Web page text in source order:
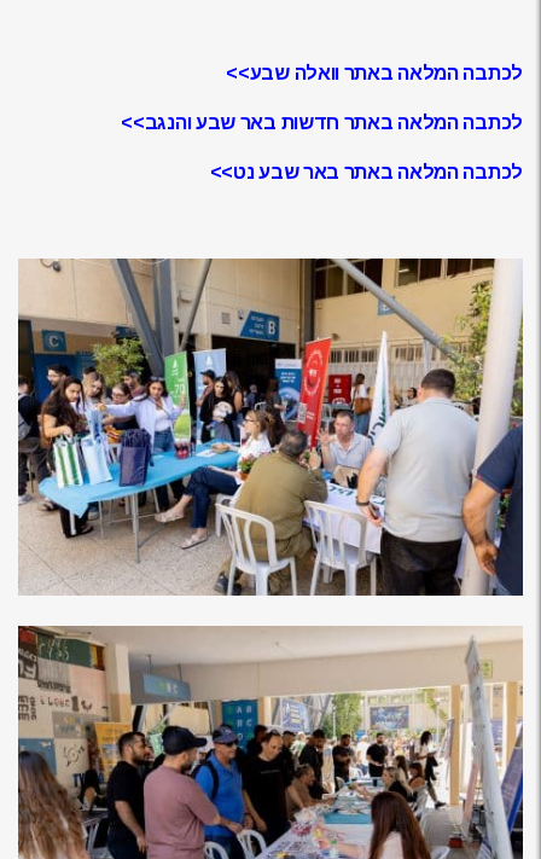
לכתבה המלאה באתר וואלה שבע>>
לכתבה המלאה באתר חדשות באר שבע והנגב>>
לכתבה המלאה באתר באר שבע נט>>